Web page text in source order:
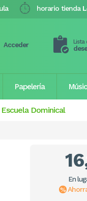
horario tienda
Acceder Lista
Papelería
Escuela Dominical
En